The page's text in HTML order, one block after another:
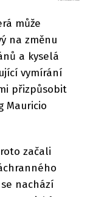
může
na změnu
a kyselá
vymírání
přizpůsobit
Mauricio
začali
nachází